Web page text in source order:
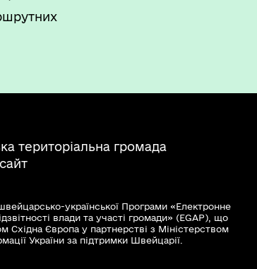
територіальна громада
української Програми «Електронне
влади та участі громади» (EGAP), що
Східна Європа у партнерстві з Міністерством
України за підтримки Швейцарії.